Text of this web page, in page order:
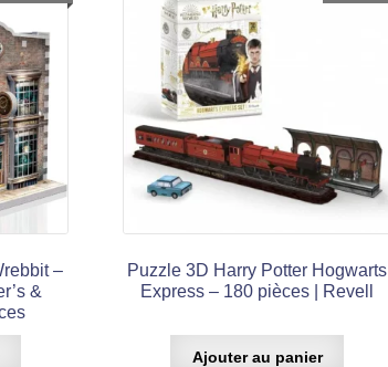
–
&
Puzzle 3D Harry Potter Hogwarts
Express – 180 pièces | Revell
Ajouter au panier